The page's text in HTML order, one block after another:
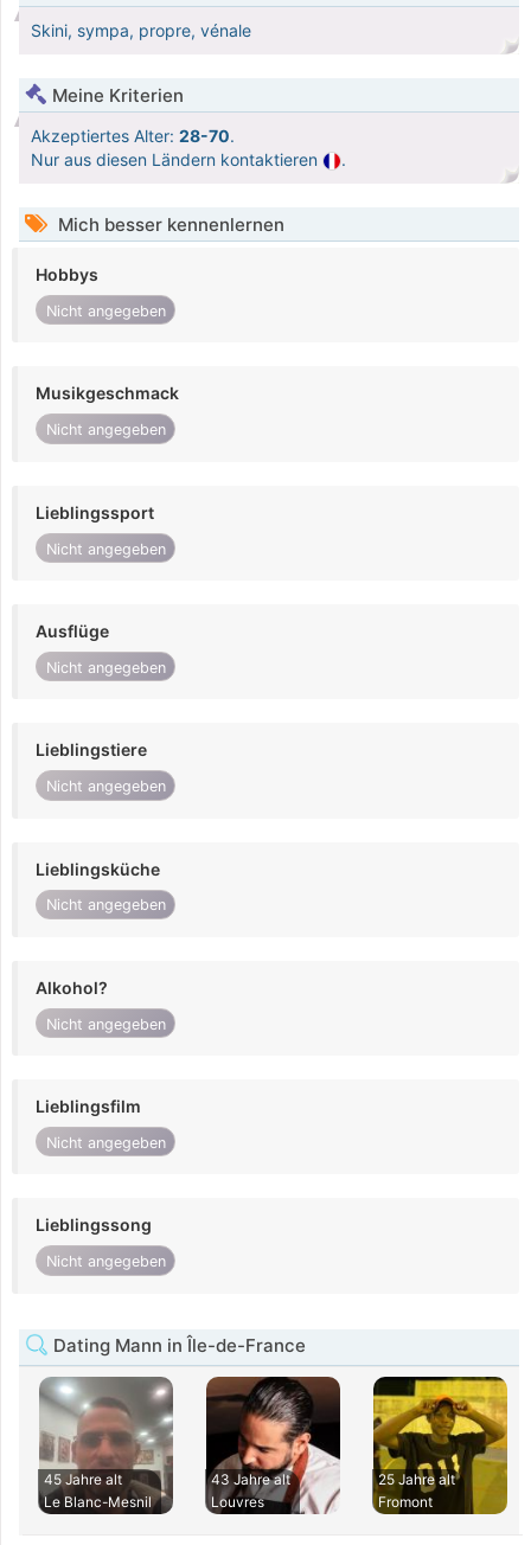
Skini, sympa, propre, vénale
Meine Kriterien
Akzeptiertes Alter: 28-70.
Nur aus diesen Ländern kontaktieren
.
Mich besser kennenlernen
Hobbys
Nicht angegeben
Musikgeschmack
Nicht angegeben
Lieblingssport
Nicht angegeben
Ausflüge
Nicht angegeben
Lieblingstiere
Nicht angegeben
Lieblingsküche
Nicht angegeben
Alkohol?
Nicht angegeben
Lieblingsfilm
Nicht angegeben
Lieblingssong
Nicht angegeben
Dating Mann in Île-de-France
45 Jahre alt
Le Blanc-Mesnil
43 Jahre alt
Louvres
25 Jahre alt
Fromont